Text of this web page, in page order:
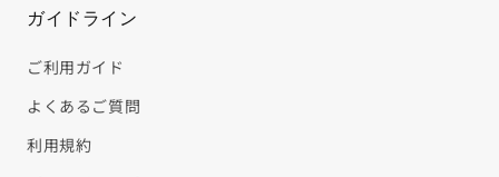
ガイドライン
ご利用ガイド
よくあるご質問
利用規約